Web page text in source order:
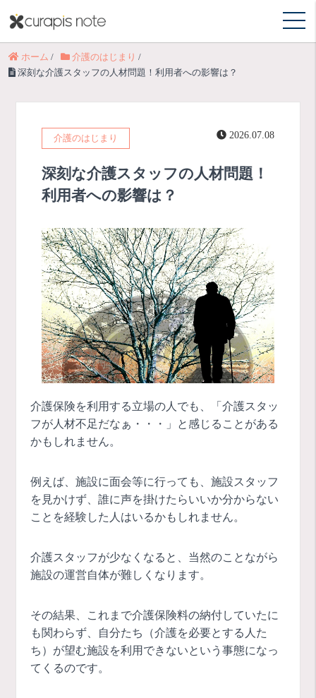
ホーム / 介護のはじまり /
深刻な介護スタッフの人材問題！利用者への影響は？
介護のはじまり 2026.07.08
深刻な介護スタッフの人材問題！
利用者への影響は？
介護保険を利用する立場の人でも、「介護スタッ
フが人材不足だなぁ・・・」と感じることがある
かもしれません。
例えば、施設に面会等に行っても、施設スタッフ
を見かけず、誰に声を掛けたらいいか分からない
ことを経験した人はいるかもしれません。
介護スタッフが少なくなると、当然のことながら
施設の運営自体が難しくなります。
その結果、これまで介護保険料の納付していたに
も関わらず、自分たち（介護を必要とする人た
ち）が望む施設を利用できないという事態になっ
てくるのです。